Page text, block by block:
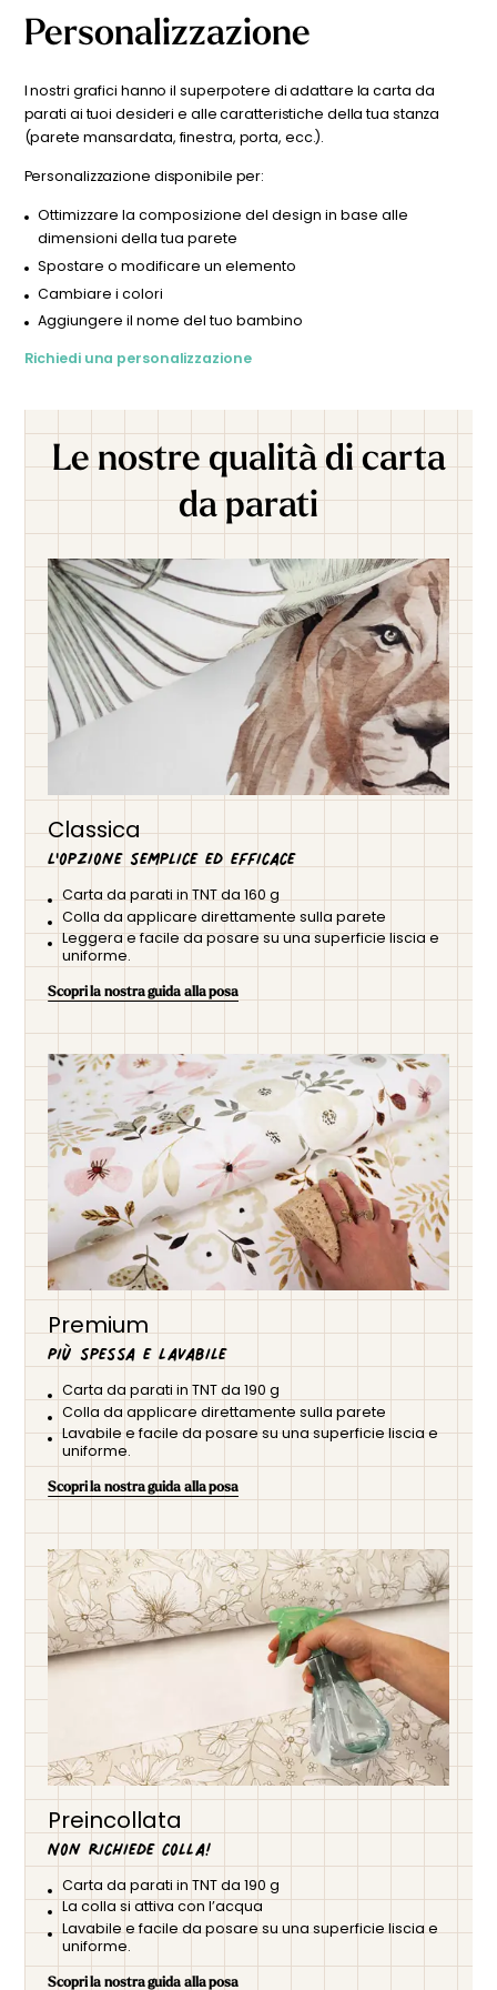
perfetta per portare una nota di magia e meraviglia nella
cameretta del vostro bambino. Scegliete questa carta da
piccolo esploratore mentre parte per un viaggio sopra le
nuvole.
(parete mansardata, finestra, porta, ecc.)? I nostri grafici
personalizzata entro 24-48 ore per visualizzare il risultato
Personalizzazione
I nostri grafici hanno il superpotere di adattare la carta da
parati ai tuoi desideri e alle caratteristiche della tua stanza
(parete mansardata, finestra, porta, ecc.).
Personalizzazione disponibile per:
Ottimizzare la composizione del design in base alle
dimensioni della tua parete
Spostare o modificare un elemento
Cambiare i colori
Aggiungere il nome del tuo bambino
Richiedi una personalizzazione
Le nostre qualità di carta
da parati
Classica
L'opzione semplice ed efficace
Carta da parati in TNT da 160 g
Colla da applicare direttamente sulla parete
Leggera e facile da posare su una superficie liscia e
uniforme.
Scopri la nostra guida alla posa
Premium
Più spessa e lavabile
Carta da parati in TNT da 190 g
Colla da applicare direttamente sulla parete
Lavabile e facile da posare su una superficie liscia e
uniforme.
Scopri la nostra guida alla posa
Preincollata
Non richiede colla!
Carta da parati in TNT da 190 g
La colla si attiva con l’acqua
Lavabile e facile da posare su una superficie liscia e
uniforme.
Scopri la nostra guida alla posa